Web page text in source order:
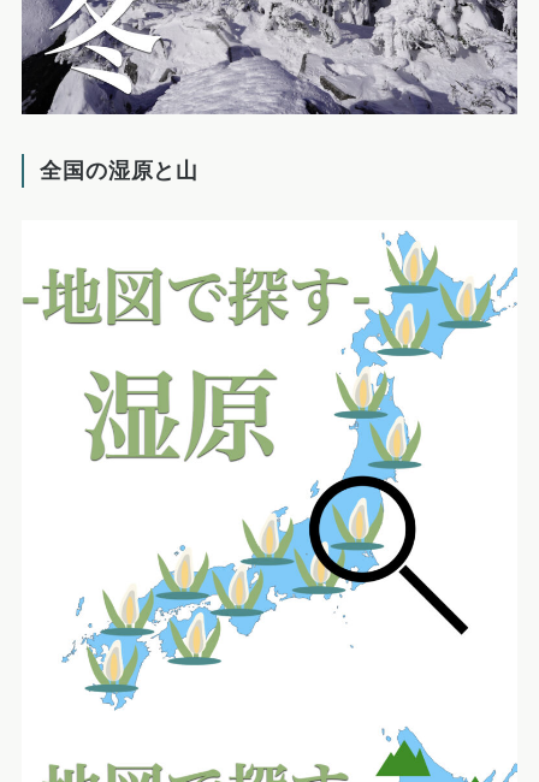
全国の湿原と山